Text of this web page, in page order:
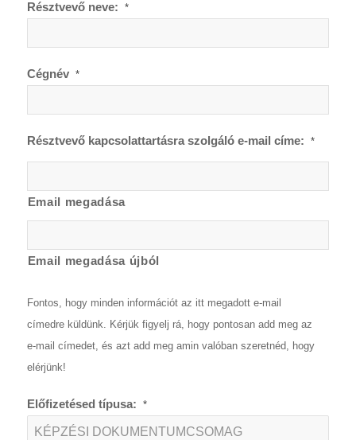
Résztvevő neve: *
Cégnév *
Résztvevő kapcsolattartásra szolgáló e-mail címe: *
Email megadása
Email megadása újból
Fontos, hogy minden információt az itt megadott e-mail
címedre küldünk. Kérjük figyelj rá, hogy pontosan add meg az
e-mail címedet, és azt add meg amin valóban szeretnéd, hogy
elérjünk!
Előfizetésed típusa: *